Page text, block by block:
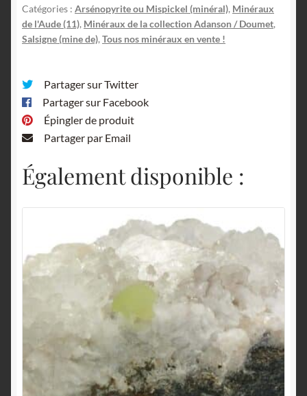
Catégories : Arsénopyrite ou Mispickel (minéral), Minéraux
de l'Aude (11), Minéraux de la collection Adanson / Doumet,
Salsigne (mine de), Tous nos minéraux en vente !
Partager sur Twitter
Partager sur Facebook
Épingler de produit
Partager par Email
Également disponible :